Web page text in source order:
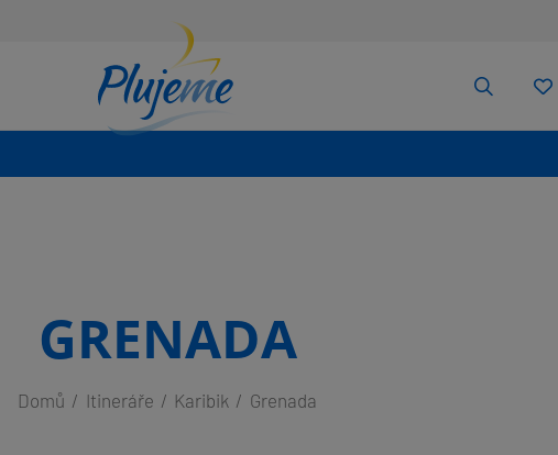
GRENADA
Domů Itineráře Karibik Grenada